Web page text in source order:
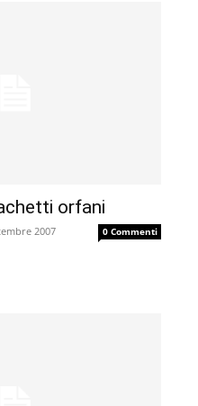
orfani
2007 0 Commenti